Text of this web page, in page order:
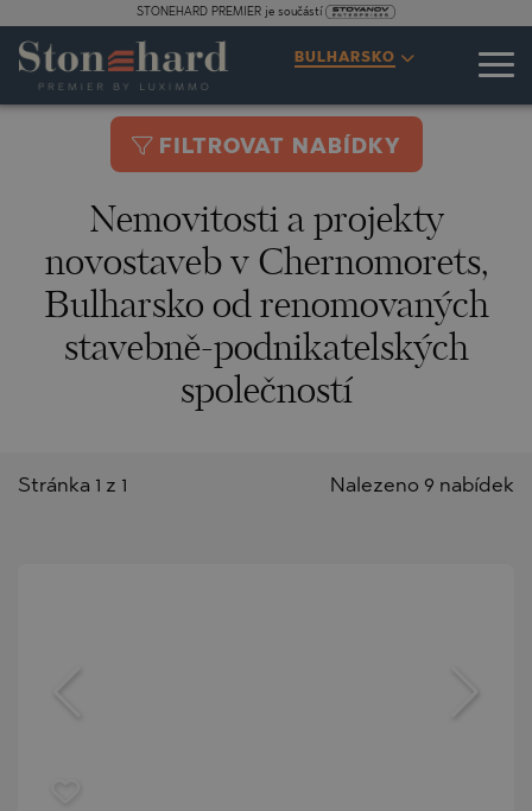
STONEHARD PREMIER je součástí
BULHARSKO
FILTROVAT NABÍDKY
Nemovitosti a projekty
novostaveb v Chernomorets,
Bulharsko od renomovaných
stavebně-podnikatelských
společností
Nalezeno 9 nabídek
Stránka 1 z 1